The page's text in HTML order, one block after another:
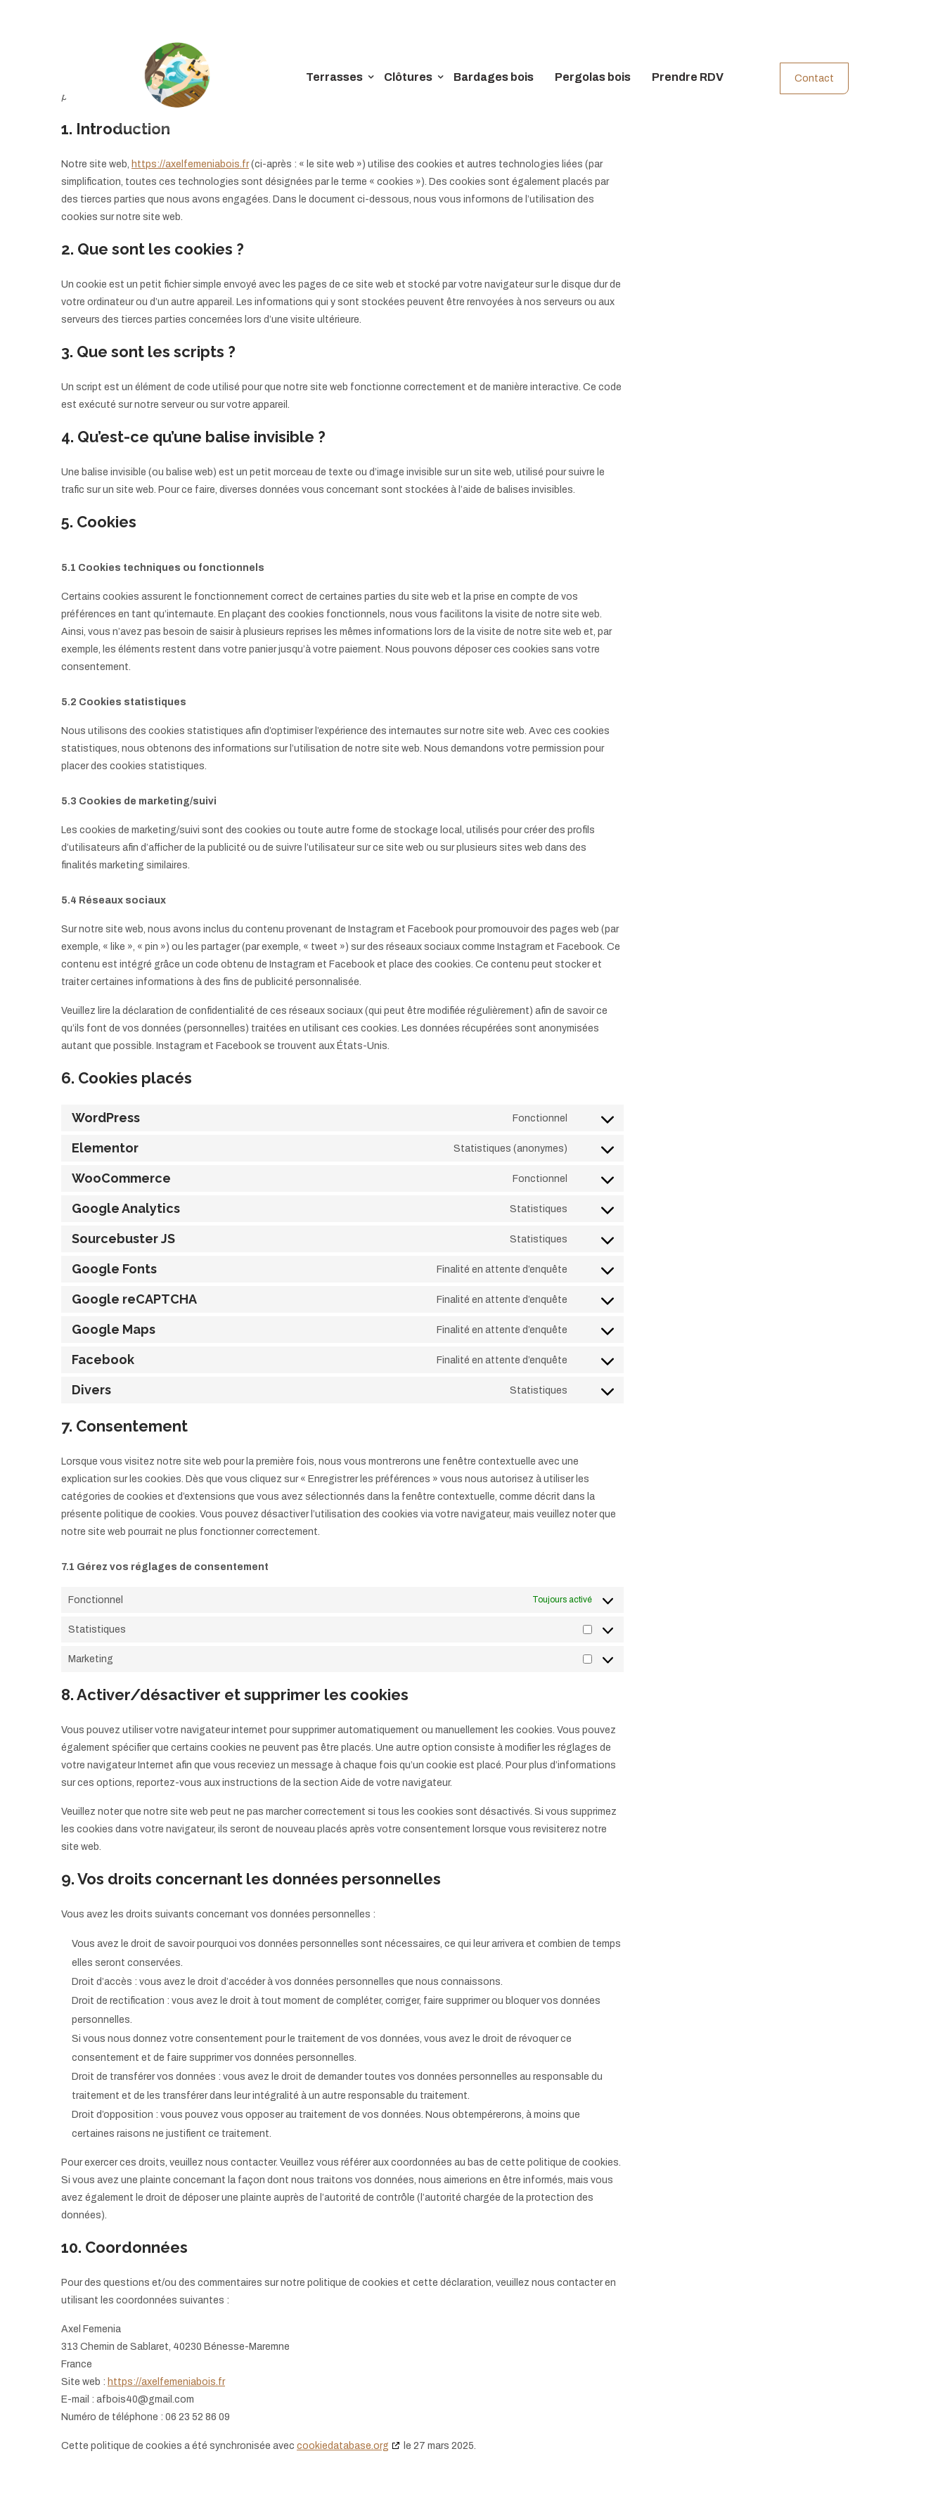
Terrasses Clôtures Bardages bois Pergolas bois Prendre RDV Contact
Cette politique de cookies a été mise à jour pour la dernière fois le 5 février 2025 et s’applique aux citoyens et aux résidents
permanents légaux de l’Espace Économique Européen et de la Suisse.
1. Introduction
Notre site web, https://axelfemeniabois.fr(ci-après : « le site web ») utilise des cookies et autres technologies liées (par
simplification, toutes ces technologies sont désignées par le terme « cookies »). Des cookies sont également placés par
des tierces parties que nous avons engagées. Dans le document ci-dessous, nous vous informons de l’utilisation des
cookies sur notre site web.
2. Que sont les cookies ?
Un cookie est un petit fichier simple envoyé avec les pages de ce site web et stocké par votre navigateur sur le disque dur de
votre ordinateur ou d’un autre appareil. Les informations qui y sont stockées peuvent être renvoyées à nos serveurs ou aux
serveurs des tierces parties concernées lors d’une visite ultérieure.
3. Que sont les scripts ?
Un script est un élément de code utilisé pour que notre site web fonctionne correctement et de manière interactive. Ce code
est exécuté sur notre serveur ou sur votre appareil.
4. Qu’est-ce qu’une balise invisible ?
Une balise invisible (ou balise web) est un petit morceau de texte ou d’image invisible sur un site web, utilisé pour suivre le
trafic sur un site web. Pour ce faire, diverses données vous concernant sont stockées à l’aide de balises invisibles.
5. Cookies
5.1 Cookies techniques ou fonctionnels
Certains cookies assurent le fonctionnement correct de certaines parties du site web et la prise en compte de vos
préférences en tant qu’internaute. En plaçant des cookies fonctionnels, nous vous facilitons la visite de notre site web.
Ainsi, vous n’avez pas besoin de saisir à plusieurs reprises les mêmes informations lors de la visite de notre site web et, par
exemple, les éléments restent dans votre panier jusqu’à votre paiement. Nous pouvons déposer ces cookies sans votre
consentement.
5.2 Cookies statistiques
Nous utilisons des cookies statistiques afin d’optimiser l’expérience des internautes sur notre site web. Avec ces cookies
statistiques, nous obtenons des informations sur l’utilisation de notre site web. Nous demandons votre permission pour
placer des cookies statistiques.
5.3 Cookies de marketing/suivi
Les cookies de marketing/suivi sont des cookies ou toute autre forme de stockage local, utilisés pour créer des profils
d’utilisateurs afin d’afficher de la publicité ou de suivre l’utilisateur sur ce site web ou sur plusieurs sites web dans des
finalités marketing similaires.
5.4 Réseaux sociaux
Sur notre site web, nous avons inclus du contenu provenant de Instagram et Facebook pour promouvoir des pages web (par
exemple, « like », « pin ») ou les partager (par exemple, « tweet ») sur des réseaux sociaux comme Instagram et Facebook. Ce
contenu est intégré grâce un code obtenu de Instagram et Facebook et place des cookies. Ce contenu peut stocker et
traiter certaines informations à des fins de publicité personnalisée.
Veuillez lire la déclaration de confidentialité de ces réseaux sociaux (qui peut être modifiée régulièrement) afin de savoir ce
qu’ils font de vos données (personnelles) traitées en utilisant ces cookies. Les données récupérées sont anonymisées
autant que possible. Instagram et Facebook se trouvent aux États-Unis.
6. Cookies placés
WordPress Fonctionnel
Consent
wordpress
Elementor Statistiques (anonymes)
Consent
elementor
WooCommerce Fonctionnel
Consent
woocommerce
Google Analytics Statistiques
Consent
google-
Sourcebuster JS Statistiques
Consent
sourcebuster-
Google Fonts Finalité en attente d’enquête
Consent
google-
Google reCAPTCHA Finalité en attente d’enquête
Consent
google-
Google Maps Finalité en attente d’enquête
Consent
google-
Facebook Finalité en attente d’enquête
Consent
Divers Statistiques
Consent
7. Consentement
Lorsque vous visitez notre site web pour la première fois, nous vous montrerons une fenêtre contextuelle avec une
explication sur les cookies. Dès que vous cliquez sur « Enregistrer les préférences » vous nous autorisez à utiliser les
catégories de cookies et d’extensions que vous avez sélectionnés dans la fenêtre contextuelle, comme décrit dans la
présente politique de cookies. Vous pouvez désactiver l’utilisation des cookies via votre navigateur, mais veuillez noter que
notre site web pourrait ne plus fonctionner correctement.
7.1 Gérez vos réglages de consentement
Fonctionnel Toujours activé
Statistiques
Statistiques
Marketing
Marketing
8. Activer/désactiver et supprimer les cookies
Vous pouvez utiliser votre navigateur internet pour supprimer automatiquement ou manuellement les cookies. Vous pouvez
également spécifier que certains cookies ne peuvent pas être placés. Une autre option consiste à modifier les réglages de
votre navigateur Internet afin que vous receviez un message à chaque fois qu’un cookie est placé. Pour plus d’informations
sur ces options, reportez-vous aux instructions de la section Aide de votre navigateur.
Veuillez noter que notre site web peut ne pas marcher correctement si tous les cookies sont désactivés. Si vous supprimez
les cookies dans votre navigateur, ils seront de nouveau placés après votre consentement lorsque vous revisiterez notre
site web.
9. Vos droits concernant les données personnelles
Vous avez les droits suivants concernant vos données personnelles :
Vous avez le droit de savoir pourquoi vos données personnelles sont nécessaires, ce qui leur arrivera et combien de temps
elles seront conservées.
Droit d’accès : vous avez le droit d’accéder à vos données personnelles que nous connaissons.
Droit de rectification : vous avez le droit à tout moment de compléter, corriger, faire supprimer ou bloquer vos données
personnelles.
Si vous nous donnez votre consentement pour le traitement de vos données, vous avez le droit de révoquer ce
consentement et de faire supprimer vos données personnelles.
Droit de transférer vos données : vous avez le droit de demander toutes vos données personnelles au responsable du
traitement et de les transférer dans leur intégralité à un autre responsable du traitement.
Droit d’opposition : vous pouvez vous opposer au traitement de vos données. Nous obtempérerons, à moins que
certaines raisons ne justifient ce traitement.
Pour exercer ces droits, veuillez nous contacter. Veuillez vous référer aux coordonnées au bas de cette politique de cookies.
Si vous avez une plainte concernant la façon dont nous traitons vos données, nous aimerions en être informés, mais vous
avez également le droit de déposer une plainte auprès de l’autorité de contrôle (l’autorité chargée de la protection des
données).
10. Coordonnées
Pour des questions et/ou des commentaires sur notre politique de cookies et cette déclaration, veuillez nous contacter en
utilisant les coordonnées suivantes :
Axel Femenia
313 Chemin de Sablaret, 40230 Bénesse-Maremne
France
Site web : https://axelfemeniabois.fr
E-mail : afbois40@gmail.com
Numéro de téléphone : 06 23 52 86 09
Cette politique de cookies a été synchronisée avec cookiedatabase.org le 27 mars 2025.